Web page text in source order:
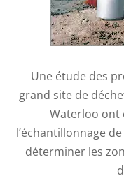
Une étude des
grand site de
Waterloo ont
l’échantillonnage
déterminer les